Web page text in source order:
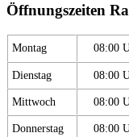
Öffnungszeiten
Montag 08:00
Dienstag 08:00
Mittwoch 08:00
Donnerstag 08:00